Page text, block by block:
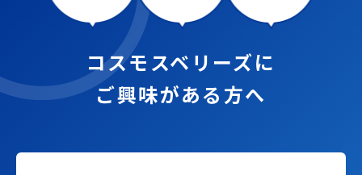
コスモスベリーズに
ご興味がある方へ